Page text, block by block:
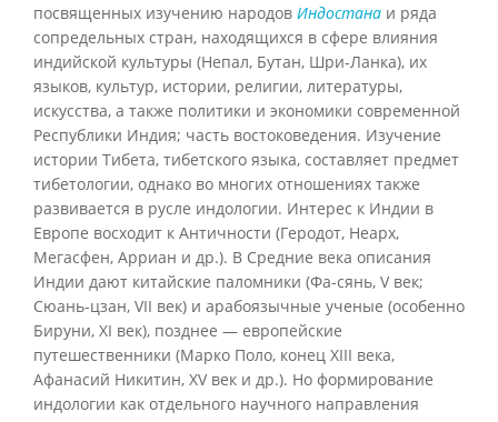
посвященных изучению народов Индостана и ряда
сопредельных стран, находящихся в сфере влияния
индийской культуры (Непал, Бутан, Шри-Ланка), их
языков, культур, истории, религии, литературы,
искусства, а также политики и экономики современной
Республики Индия; часть востоковедения. Изучение
истории Тибета, тибетского языка, составляет предмет
тибетологии, однако во многих отношениях также
развивается в русле индологии. Интерес к Индии в
Европе восходит к Античности (Геродот, Неарх,
Мегасфен, Арриан и др.). В Средние века описания
Индии дают китайские паломники (Фа-сянь, V век;
Сюань-цзан, VII век) и арабоязычные ученые (особенно
Бируни, XI век), позднее — европейские
путешественники (Марко Поло, конец XIII века,
Афанасий Никитин, XV век и др.). Но формирование
индологии как отдельного научного направления